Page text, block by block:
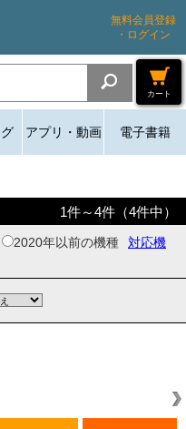
無料会員登録
・ログイン
カート
アプリ・動画 電子書籍
1件～4件（4件中）
2020年以前の機種
対応機